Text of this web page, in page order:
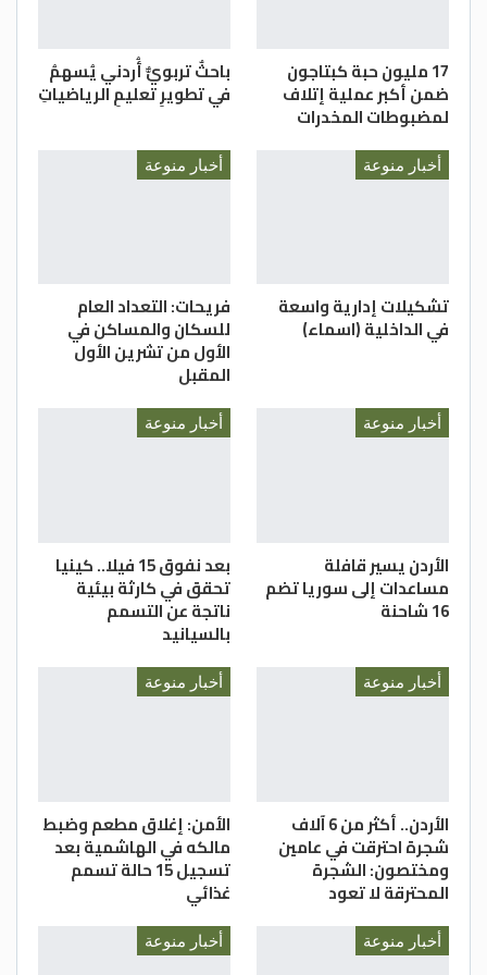
17 مليون حبة كبتاجون
ضمن أكبر عملية إتلاف
لمضبوطات المخدرات
باحثٌ تربويٌّ أُردني يُسهمُ
في تطويرِ تعليمِ الرياضياتِ
أخبار منوعة
تشكيلات إدارية واسعة
في الداخلية (اسماء)
أخبار منوعة
فريحات: التعداد العام
للسكان والمساكن في
الأول من تشرين الأول
المقبل
أخبار منوعة
الأردن يسير قافلة
مساعدات إلى سوريا تضم
16 شاحنة
أخبار منوعة
بعد نفوق 15 فيلا.. كينيا
تحقق في كارثة بيئية
ناتجة عن التسمم
بالسيانيد
أخبار منوعة
الأردن.. أكثر من 6 آلاف
شجرة احترقت في عامين
ومختصون: الشجرة
المحترقة لا تعود
أخبار منوعة
الأمن: إغلاق مطعم وضبط
مالكه في الهاشمية بعد
تسجيل 15 حالة تسمم
غذائي
أخبار منوعة أخبار منوعة